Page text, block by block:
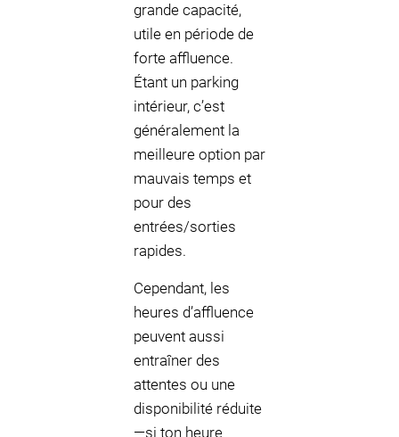
grande capacité,
utile en période de
forte affluence.
Étant un parking
intérieur, c’est
généralement la
meilleure option par
mauvais temps et
pour des
entrées/sorties
rapides.
Cependant, les
heures d’affluence
peuvent aussi
entraîner des
attentes ou une
disponibilité réduite
—si ton heure